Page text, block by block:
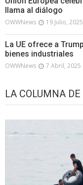
llama al diálogo
OWWNews 19 Julio, 2025
La UE ofrece a
bienes industriales
OWWNews 7 Abril, 2025
LA COLUMNA DE